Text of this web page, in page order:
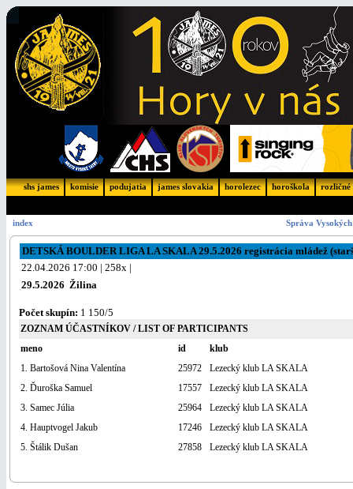
shs james komisie podujatia james slovakia horolezec horoškola rozličné
index Správa
DETSKÁ BOULDER LIGA LA SKALA 29.5.2026 registrácia mládež
22.04.2026 17:00 | 258x |
29.5.2026 Žilina
Počet skupín: 1 150/5
ZOZNAM ÚČASTNÍKOV / LIST OF PARTICIPANTS
meno
id
klub
1. Bartošová Nina Valentína
25972
Lezecký klub LA SKALA
2. Ďuroška Samuel
17557
Lezecký klub LA SKALA
3. Samec Júlia
25964
Lezecký klub LA SKALA
4. Hauptvogel Jakub
17246
Lezecký klub LA SKALA
5. Štálik Dušan
27858 Lezecký klub LA SKALA